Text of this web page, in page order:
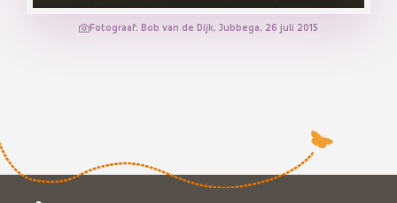
Fotograaf: Bob van de Dijk, Jubbega, 26 juli 2015